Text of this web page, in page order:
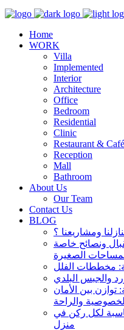
Home
WORK
Villa
Implemented
Interior
Architecture
Office
Bedroom
Residential
Clinic
Restaurant & Café
Reception
Mall
Bathroom
About Us
Our Team
Contact Us
BLOG
ومشاريعنا ؟
ونصائح خاصة
مخططات الفلل
والجبس البلدي
توازن بين الأمان
والراحة
لكل ركن في
منزل